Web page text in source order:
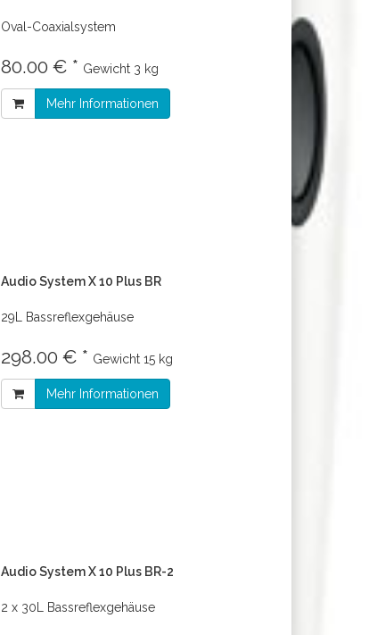
Oval-Coaxialsystem
80.00 € * Gewicht 3 kg
Mehr Informationen
Audio System X 10 Plus BR
29L Bassreflexgehäuse
298.00 € * Gewicht 15 kg
Mehr Informationen
Audio System X 10 Plus BR-2
2 x 30L Bassreflexgehäuse